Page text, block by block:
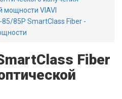
мощности VIAVI
85/85P SmartClass Fiber -
Fiber